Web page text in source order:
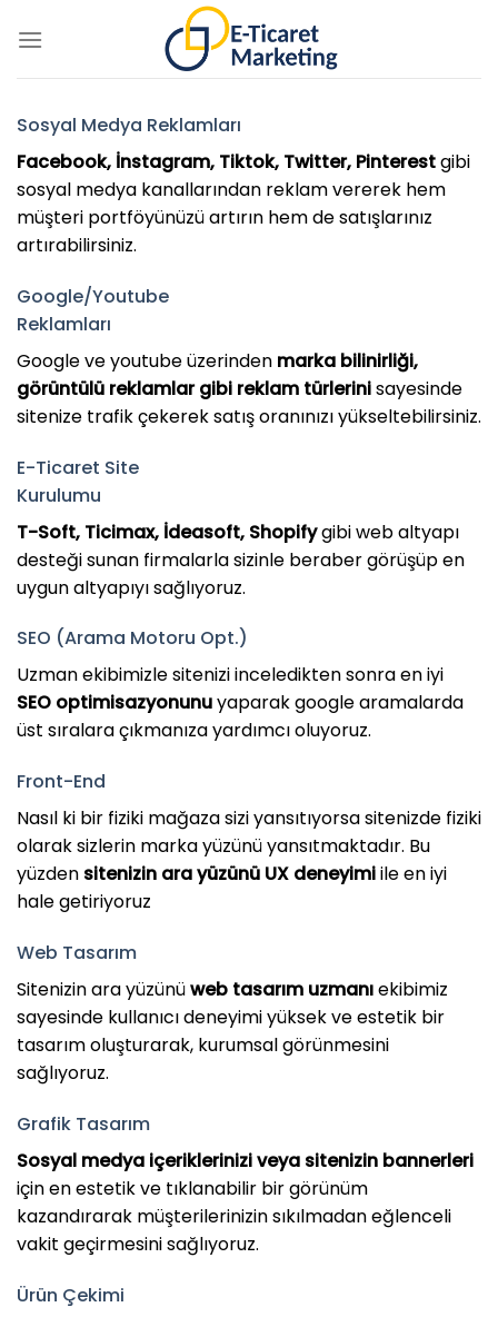
Sosyal Medya Reklamları
Facebook, İnstagram, Tiktok, Twitter, Pinterestgibi
sosyal medya kanallarından reklam vererek hem
müşteri portföyünüzü artırın hem de satışlarınız
artırabilirsiniz.
Google/Youtube
Reklamları
Google ve youtube üzerinden marka bilinirliği,
görüntülü reklamlar gibi reklam türlerinisayesinde
sitenize trafik çekerek satış oranınızı yükseltebilirsiniz.
E-Ticaret Site
Kurulumu
T-Soft, Ticimax, İdeasoft, Shopifygibi web altyapı
desteği sunan firmalarla sizinle beraber görüşüp en
uygun altyapıyı sağlıyoruz.
SEO (Arama Motoru Opt.)
Uzman ekibimizle sitenizi inceledikten sonra en iyi
SEO optimisazyonunuyaparak google aramalarda
üst sıralara çıkmanıza yardımcı oluyoruz.
Front-End
Nasıl ki bir fiziki mağaza sizi yansıtıyorsa sitenizde fiziki
olarak sizlerin marka yüzünü yansıtmaktadır. Bu
yüzden sitenizin ara yüzünü UX deneyimiile en iyi
hale getiriyoruz
Web Tasarım
Sitenizin ara yüzünüweb tasarım uzmanıekibimiz
sayesinde kullanıcı deneyimi yüksek ve estetik bir
tasarım oluşturarak, kurumsal görünmesini
sağlıyoruz.
Grafik Tasarım
Sosyal medya içeriklerinizi veya sitenizin bannerleri
için en estetik ve tıklanabilir bir görünüm
kazandırarak müşterilerinizin sıkılmadan eğlenceli
vakit geçirmesini sağlıyoruz.
Ürün Çekimi